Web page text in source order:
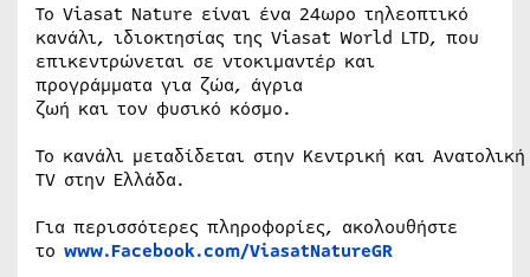
Το Viasat Nature είναι ένα 24ωρο τηλεοπτικό
κανάλι, ιδιοκτησίας της Viasat World LTD, που
επικεντρώνεται σε ντοκιμαντέρ και
προγράμματα για ζώα, άγρια
ζωή και τον φυσικό κόσμο.
Το κανάλι μεταδίδεται στην Κεντρική και
TV στην Ελλάδα.
Για περισσότερες πληροφορίες, ακολουθήστε
το www.Facebook.com/ViasatNatureGR